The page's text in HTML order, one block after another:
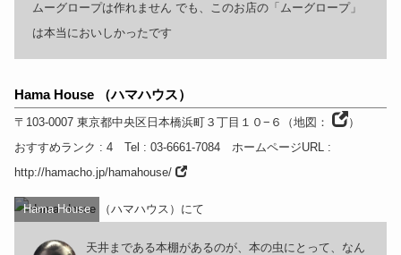
ムーグロープは作れません でも、このお店の「ムーグロープ」
は本当においしかったです
Hama House （ハマハウス）
〒103-0007 東京都中央区日本橋浜町３丁目１０−６ （地図：
）
おすすめランク : 4 Tel : 03-6661-7084 ホームページURL:
http://hamacho.jp/hamahouse/
Hama House
天井まである本棚があるのが、本の虫にとって、なん